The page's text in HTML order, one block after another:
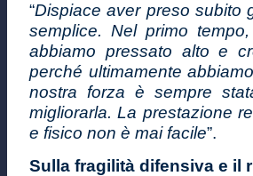
“Dispiace aver preso subito
semplice. Nel primo
abbiamo pressato alto e
perché ultimamente
nostra forza è sempre
migliorarla. La prestazione
e fisico non è mai facile”.
Sulla fragilità difensiva e il